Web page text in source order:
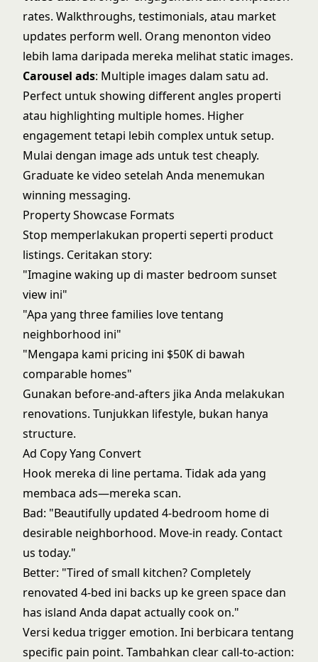
rates. Walkthroughs, testimonials, atau market
updates perform well. Orang menonton video
lebih lama daripada mereka melihat static images.
Carousel ads: Multiple images dalam satu ad.
Perfect untuk showing different angles properti
atau highlighting multiple homes. Higher
engagement tetapi lebih complex untuk setup.
Mulai dengan image ads untuk test cheaply.
Graduate ke video setelah Anda menemukan
winning messaging.
Property Showcase Formats
Stop memperlakukan properti seperti product
listings. Ceritakan story:
"Imagine waking up di master bedroom sunset
view ini"
"Apa yang three families love tentang
neighborhood ini"
"Mengapa kami pricing ini $50K di bawah
comparable homes"
Gunakan before-and-afters jika Anda melakukan
renovations. Tunjukkan lifestyle, bukan hanya
structure.
Ad Copy Yang Convert
Hook mereka di line pertama. Tidak ada yang
membaca ads—mereka scan.
Bad: "Beautifully updated 4-bedroom home di
desirable neighborhood. Move-in ready. Contact
us today."
Better: "Tired of small kitchen? Completely
renovated 4-bed ini backs up ke green space dan
has island Anda dapat actually cook on."
Versi kedua trigger emotion. Ini berbicara tentang
specific pain point. Tambahkan clear call-to-action: